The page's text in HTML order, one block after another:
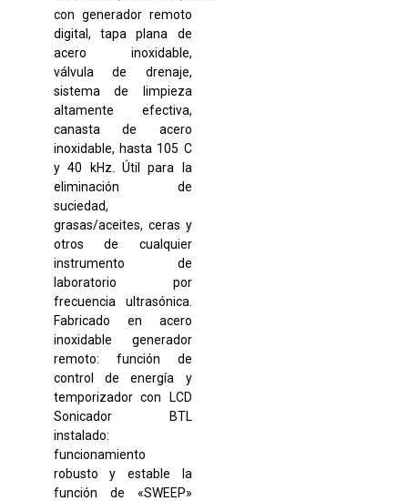
con generador remoto
digital, tapa plana de
acero inoxidable,
válvula de drenaje,
sistema de limpieza
altamente efectiva,
canasta de acero
inoxidable, hasta 105 C
y 40 kHz. Útil para la
eliminación de
suciedad,
grasas/aceites, ceras y
otros de cualquier
instrumento de
laboratorio por
frecuencia ultrasónica.
Fabricado en acero
inoxidable generador
remoto: función de
control de energía y
temporizador con LCD
Sonicador BTL
instalado:
funcionamiento
robusto y estable la
función de «SWEEP»